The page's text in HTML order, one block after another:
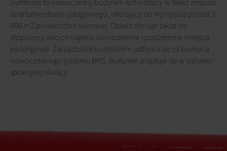
Symfonia to nowoczesny budynek wchodzący w skład zespołu
apartamentowo-usługowego, oferujący do wynajęcia ponad 3
000 m2 powierzchni biurowej. Obiekt oferuje także do
dyspozycji swoich najemców naziemne i podziemne miejsca
parkingowe. Zarządzanie budynkiem odbywa się za pomocą
nowoczesnego systemu BMS. Budynek znajduje się w zielonej i
spokojnej okolicy.